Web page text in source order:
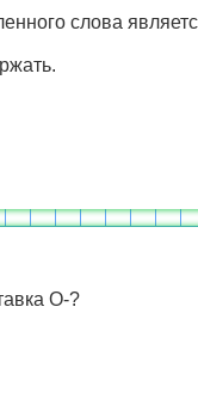
слова
О-?